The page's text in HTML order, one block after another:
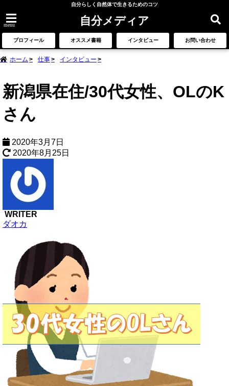
自分らしく自然体で生きるためのコツ
menu 自分メディア
プロフィール オススメ書籍 インタビュー お問い合わせ
ホーム 仕事 インタビュー
新潟県在住/30代女性、OLのK
さん
2020年3月7日
2020年8月25日
WRITER
ダオカ